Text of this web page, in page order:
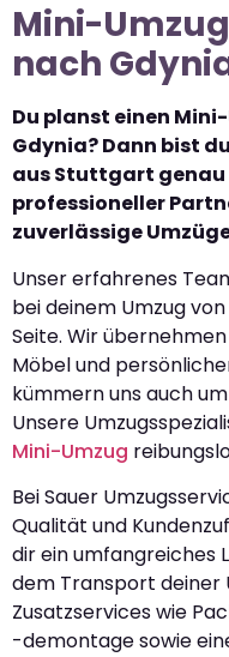
Mini-
nach
Du planst einen
Gdynia? Dann bist
aus Stuttgart
professioneller
zuverlässige
Unser erfahrenes
bei deinem Umzug
Seite. Wir
Möbel und
kümmern uns auch
Unsere
Mini-Umzug
Bei Sauer
Qualität und
dir ein umfangreiches
dem Transport deiner
Zusatzservices wie
-demontage sowie